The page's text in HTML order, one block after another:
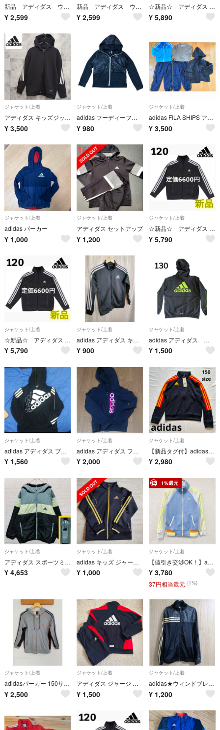
新品 アディダス ウィンドブレーカー ティロ デニムルック ネイビー 130
¥ 2,599
新品 アディダス ウィンドブレーカー ティロ デニムルック ネイビー 150
¥ 2,599
☆新品☆ アディダス キッズ ジャージ デニムルック ダブルニット ブラック
¥ 5,890
ジャケット/上着
アディダス キッズジップアップパーカー ブラック 160cm
¥ 3,500
ジャケット/上着
adidas フーディーフルジップパーカースポーツジャケットブルゾン黒 130
¥ 980
ジャケット/上着
adidas FILA SHIPS アウター 3点 裏起毛パンツ2点セット
¥ 3,500
ジャケット/上着
adidas パーカー
¥ 1,000
ジャケット/上着
アディダス セットアップ
¥ 1,200
ジャケット/上着
☆新品☆ アディダス キッズ ジャージ デニムルック ダブルニット ブラック
¥ 5,790
ジャケット/上着
☆新品☆ アディダス キッズ ジャージ デニムルック ダブルニット ブラック
¥ 5,790
ジャケット/上着
adidas アディダス キッズ ジャージ トラックジャケット 150 グレー BQ6400
¥ 900
ジャケット/上着
adidas アディダス ジャンバー パーカー アウター 130
¥ 1,500
ジャケット/上着
adidas アディダス プルオーバーパーカー ブラック ロゴ スリーストライプス キッズ
¥ 1,560
ジャケット/上着
adidas アディダス フルジップパーカー ブラック ピンクロゴ
¥ 2,000
ジャケット/上着
【新品タグ付】adidas ジャージ 150 ジュニア 紺 赤 男の子 スポーツ
¥ 2,980
ジャケット/上着
アディダス スポーツミックス パーカー ジャケット 黒 グレー オフホワイト adidas キッズ レディース
¥ 4,653
ジャケット/上着
adidas キッズ ジャージ上のみ 130cm
¥ 1,000
1%還元
ジャケット/上着
【値引き交渉OK！】adidas アディダス トラックジャケット/ジャージ マルチカラー 水色 ライトブルー 150サイズ 古着
¥ 3,780
37円相当還元 (1%)
ジャケット/上着
adidasパーカー 150サイズ
¥ 2,500
ジャケット/上着
アディダス ジャージ 上下 160
¥ 1,500
ジャケット/上着
adidas★ウィンドブレーカー
¥ 1,200